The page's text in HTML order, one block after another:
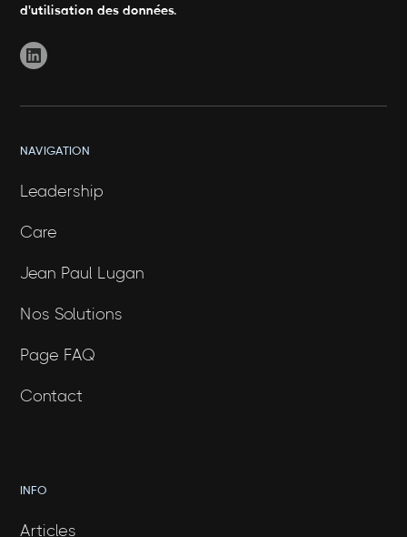
d'utilisation des données.
NAVIGATION
Leadership
Care
Jean Paul Lugan
Nos Solutions
Page FAQ
Contact
INFO
Articles